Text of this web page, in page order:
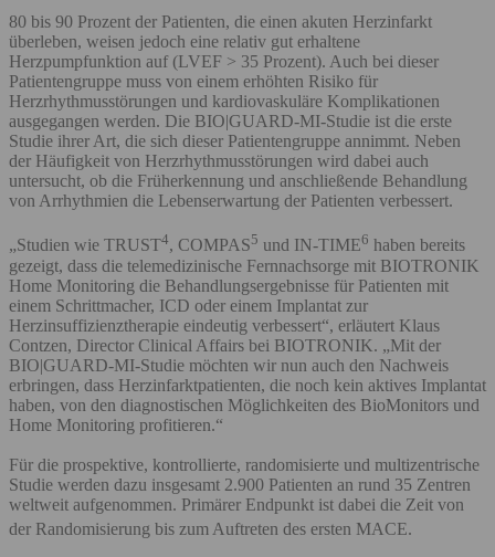
80 bis 90 Prozent der Patienten, die einen akuten Herzinfarkt
überleben, weisen jedoch eine relativ gut erhaltene
Herzpumpfunktion auf (LVEF > 35 Prozent). Auch bei dieser
Patientengruppe muss von einem erhöhten Risiko für
Herzrhythmusstörungen und kardiovaskuläre Komplikationen
ausgegangen werden. Die BIO|GUARD-MI-Studie ist die erste
Studie ihrer Art, die sich dieser Patientengruppe annimmt. Neben
der Häufigkeit von Herzrhythmusstörungen wird dabei auch
untersucht, ob die Früherkennung und anschließende Behandlung
von Arrhythmien die Lebenserwartung der Patienten verbessert.
„Studien wie TRUST4, COMPAS5 und IN-TIME6 haben bereits
gezeigt, dass die telemedizinische Fernnachsorge mit BIOTRONIK
Home Monitoring die Behandlungsergebnisse für Patienten mit
einem Schrittmacher, ICD oder einem Implantat zur
Herzinsuffizienztherapie eindeutig verbessert“, erläutert Klaus
Contzen, Director Clinical Affairs bei BIOTRONIK. „Mit der
BIO|GUARD-MI-Studie möchten wir nun auch den Nachweis
erbringen, dass Herzinfarktpatienten, die noch kein aktives Implantat
haben, von den diagnostischen Möglichkeiten des BioMonitors und
Home Monitoring profitieren.“
Für die prospektive, kontrollierte, randomisierte und multizentrische
Studie werden dazu insgesamt 2.900 Patienten an rund 35 Zentren
weltweit aufgenommen. Primärer Endpunkt ist dabei die Zeit von
der Randomisierung bis zum Auftreten des ersten MACE.